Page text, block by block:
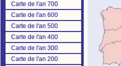
Carte de l'an 700
Carte de l'an 600
Carte de l'an 500
Carte de l'an 400
Carte de l'an 300
Carte de l'an 200